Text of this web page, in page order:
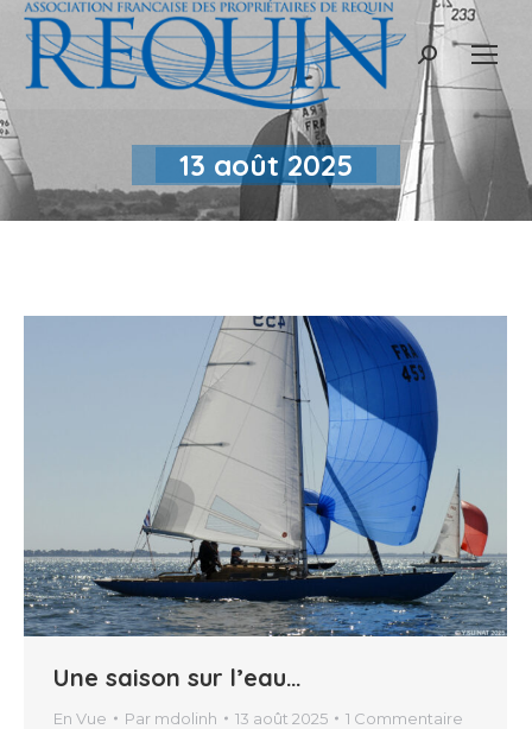
Recherche
13 août 2025
Une saison sur l’eau…
En Vue Par mdolinh 13 août 2025 1 Commentaire